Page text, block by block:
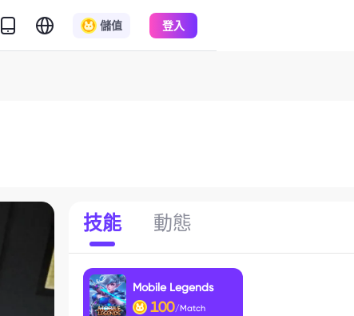
儲值 登入
技能 動態
Mobile Legends
100/Match